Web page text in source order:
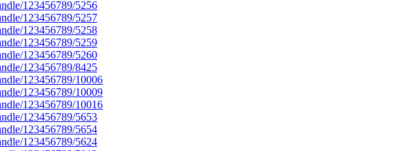
123456789/5256
123456789/5257
123456789/5258
123456789/5259
123456789/5260
123456789/8425
123456789/10006
123456789/10009
123456789/10016
123456789/5653
123456789/5654
123456789/5624